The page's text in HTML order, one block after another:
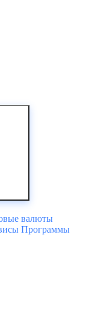
валюты
Программы